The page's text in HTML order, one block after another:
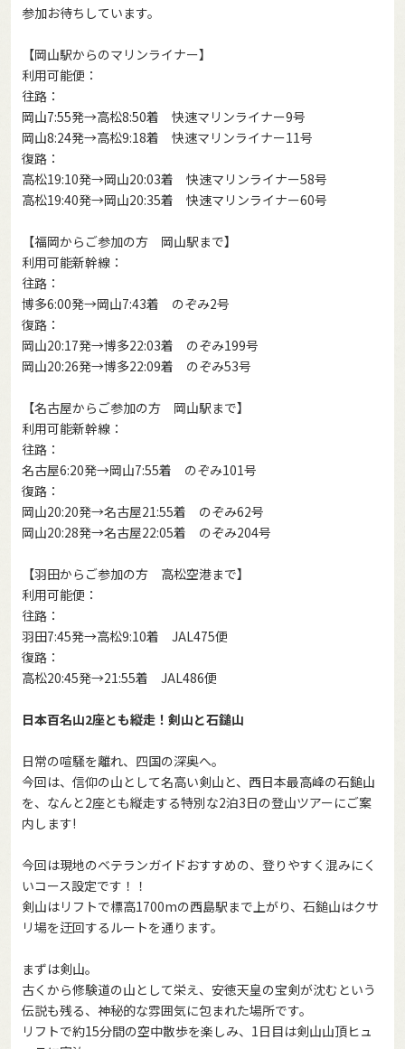
参加お待ちしています。
【岡山駅からのマリンライナー】
利用可能便：
往路：
岡山7:55発→高松8:50着 快速マリンライナー9号
岡山8:24発→高松9:18着 快速マリンライナー11号
復路：
高松19:10発→岡山20:03着 快速マリンライナー58号
高松19:40発→岡山20:35着 快速マリンライナー60号
【福岡からご参加の方 岡山駅まで】
利用可能新幹線：
往路：
博多6:00発→岡山7:43着 のぞみ2号
復路：
岡山20:17発→博多22:03着 のぞみ199号
岡山20:26発→博多22:09着 のぞみ53号
【名古屋からご参加の方 岡山駅まで】
利用可能新幹線：
往路：
名古屋6:20発→岡山7:55着 のぞみ101号
復路：
岡山20:20発→名古屋21:55着 のぞみ62号
岡山20:28発→名古屋22:05着 のぞみ204号
【羽田からご参加の方 高松空港まで】
利用可能便：
往路：
羽田7:45発→高松9:10着 JAL475便
復路：
高松20:45発→21:55着 JAL486便
日本百名山2座とも縦走！剣山と石鎚山
日常の喧騒を離れ、四国の深奥へ。
今回は、信仰の山として名高い剣山と、西日本最高峰の石鎚山
を、なんと2座とも縦走する特別な2泊3日の登山ツアーにご案
内します!
今回は現地のベテランガイドおすすめの、登りやすく混みにく
いコース設定です！！
剣山はリフトで標高1700mの西島駅まで上がり、石鎚山はクサ
リ場を迂回するルートを通ります。
まずは剣山。
古くから修験道の山として栄え、安徳天皇の宝剣が沈むという
伝説も残る、神秘的な雰囲気に包まれた場所です。
リフトで約15分間の空中散歩を楽しみ、1日目は剣山山頂ヒュ